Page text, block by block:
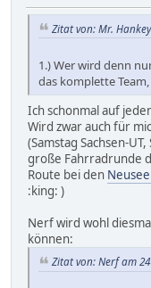
Zitat von: Mr.
1.) Wer wird denn
das komplette
Ich schonmal auf
Wird zwar auch für
(Samstag Sachsen-
große Fahrradrunde
Route bei den
:king: )
Nerf wird wohl
können:
Zitat von: Nerf am